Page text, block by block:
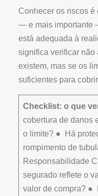
Conhecer os riscos
— e mais importante
está adequada à
significa verificar não
existem, mas se os
suficientes para
Checklist: o que
cobertura de danos
o limite? ● Há
rompimento de
Responsabilidade
segurado reflete o
valor de compra? ●